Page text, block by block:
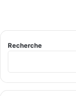
Recherche